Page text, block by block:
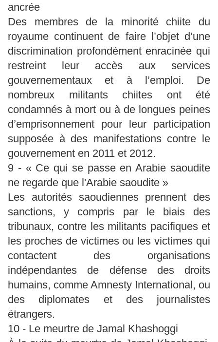
ancrée
Des membres de la minorité chiite du
royaume continuent de faire l’objet d’une
discrimination profondément enracinée qui
restreint leur accès aux services
gouvernementaux et à l’emploi. De
nombreux militants chiites ont été
condamnés à mort ou à de longues peines
d’emprisonnement pour leur participation
supposée à des manifestations contre le
gouvernement en 2011 et 2012.
9 - « Ce qui se passe en Arabie saoudite
ne regarde que l'Arabie saoudite »
Les autorités saoudiennes prennent des
sanctions, y compris par le biais des
tribunaux, contre les militants pacifiques et
les proches de victimes ou les victimes qui
contactent des organisations
indépendantes de défense des droits
humains, comme Amnesty International, ou
des diplomates et des journalistes
étrangers.
10 - Le meurtre de Jamal Khashoggi